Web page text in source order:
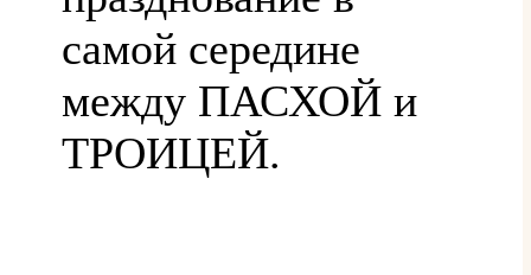
самой середине
между ПАСХОЙ и
ТРОИЦЕЙ.